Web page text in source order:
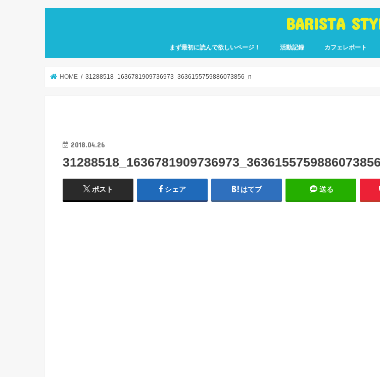
BARISTA
まず最初に読んで欲しいページ！
せにバリスタを目指したのか」
歩」を運営していきます！
活動記録 カフェレポート
HOME 31288518_1636781909736973_3636155759886073856_n
2018.04.26
ポスト シェア はてブ 送る